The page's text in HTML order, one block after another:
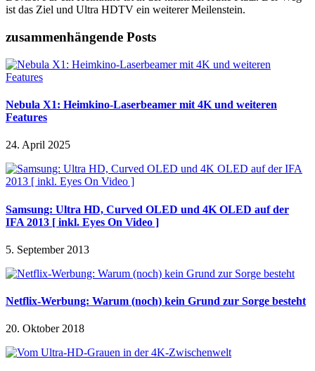
ist das Ziel und Ultra HDTV ein weiterer Meilenstein.
zusammenhängende Posts
Nebula X1: Heimkino-Laserbeamer mit 4K und weiteren
Features
24. April 2025
Samsung: Ultra HD, Curved OLED und 4K OLED auf der
IFA 2013 [ inkl. Eyes On Video ]
5. September 2013
Netflix-Werbung: Warum (noch) kein Grund zur Sorge besteht
20. Oktober 2018